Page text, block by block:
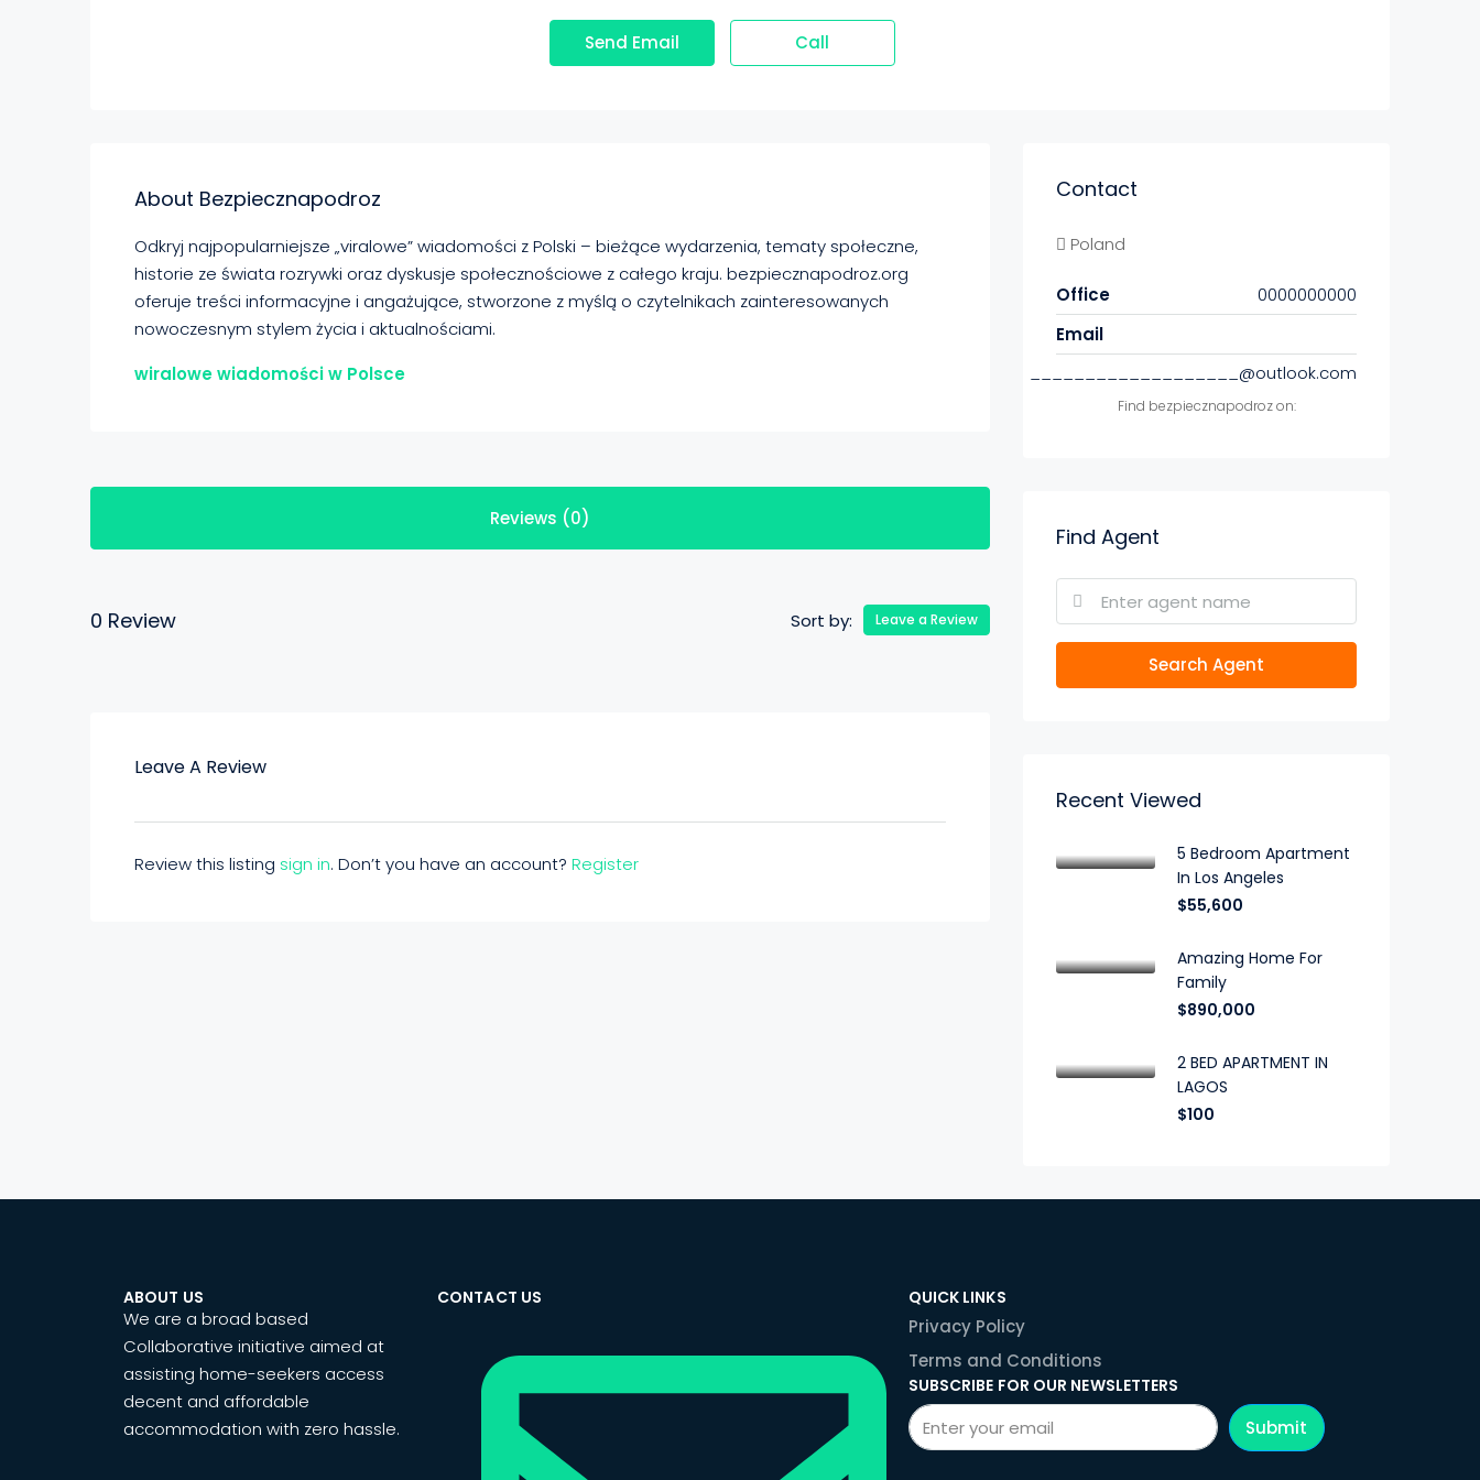
Send Email Call
About Bezpiecznapodroz
Odkryj najpopularniejsze „viralowe” wiadomości z Polski – bieżące wydarzenia, tematy społeczne,
historie ze świata rozrywki oraz dyskusje społecznościowe z całego kraju. bezpiecznapodroz.org
oferuje treści informacyjne i angażujące, stworzone z myślą o czytelnikach zainteresowanych
nowoczesnym stylem życia i aktualnościami.
wiralowe wiadomości w Polsce
Reviews (0)
0 Review Sort by: Leave a Review
Leave A Review
Review this listing sign in. Don’t you have an account? Register
Contact
Poland
Office
0000000000
Email
___________________@outlook.com
Find bezpiecznapodroz on:
Find Agent
Search Agent
Recent Viewed
5 Bedroom Apartment
In Los Angeles
$55,600
Amazing Home For
Family
$890,000
2 BED APARTMENT IN
LAGOS
$100
ABOUT US
We are a broad based
Collaborative initiative aimed at
assisting home-seekers access
decent and affordable
accommodation with zero hassle.
CONTACT US QUICK LINKS
Privacy Policy
Terms and Conditions
SUBSCRIBE FOR OUR NEWSLETTERS
Submit